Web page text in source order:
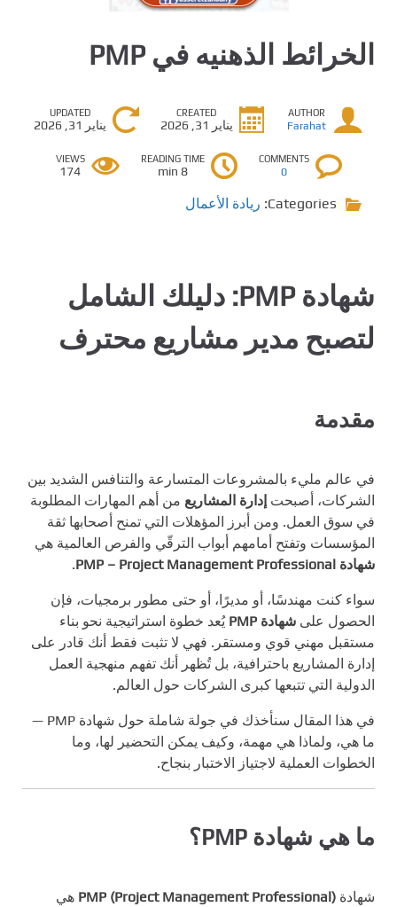
الخرائط الذهنيه في PMP
AUTHOR
Farahat
CREATED
يناير 31, 2026
UPDATED
يناير 31, 2026
COMMENTS
0
READING TIME
8 min
VIEWS
174
Categories: ريادة الأعمال
شهادة PMP: دليلك الشامل
لتصبح مدير مشاريع محترف
مقدمة
في عالم مليء بالمشروعات المتسارعة والتنافس الشديد بين
الشركات، أصبحت إدارة المشاريع من أهم المهارات المطلوبة
في سوق العمل. ومن أبرز المؤهلات التي تمنح أصحابها ثقة
المؤسسات وتفتح أمامهم أبواب الترقّي والفرص العالمية هي
شهادة PMP – Project Management Professional
.
سواء كنت مهندسًا، أو مديرًا، أو حتى مطور برمجيات، فإن
الحصول على شهادة PMP
يُعد خطوة استراتيجية نحو بناء
مستقبل مهني قوي ومستقر. فهي لا تثبت فقط أنك قادر على
إدارة المشاريع باحترافية، بل تُظهر أنك تفهم منهجية العمل
الدولية التي تتبعها كبرى الشركات حول العالم.
في هذا المقال سنأخذك في جولة شاملة حول شهادة PMP —
ما هي، ولماذا هي مهمة، وكيف يمكن التحضير لها، وما
الخطوات العملية لاجتياز الاختبار بنجاح.
ما هي شهادة PMP؟
شهادة PMP (Project Management Professional) هي